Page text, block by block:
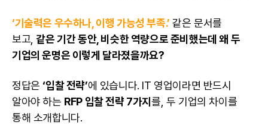
‘기술력은 우수하나, 이행 가능성 부족.’ 같은 문서를
보고,같은 기간 동안, 비슷한 역량으로 준비했는데 왜 두
기업의 운명은 이렇게 달라졌을까요?
정답은‘입찰 전략’에 있습니다. IT 영업이라면 반드시
알아야 하는 RFP 입찰 전략 7가지를, 두 기업의 차이를
통해 소개합니다.